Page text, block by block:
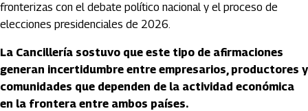
fronterizas con el debate político nacional y el proceso de
elecciones presidenciales de 2026.
La Cancillería sostuvo que este tipo de afirmaciones
generan incertidumbre entre empresarios, productores y
comunidades que dependen de la actividad económica
en la frontera entre ambos países.